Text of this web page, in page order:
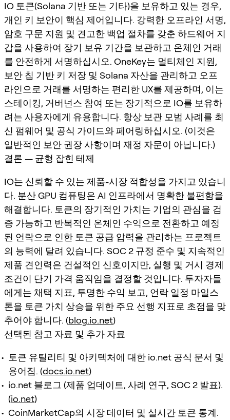
IO 토큰(Solana 기반 또는 기타)을 보유하고 있는 경우,
개인 키 보안이 핵심 제어입니다. 강력한 오프라인 서명,
암호 구문 지원 및 견고한 백업 절차를 갖춘 하드웨어 지
갑을 사용하여 장기 보유 기간을 보관하고 온체인 거래
를 안전하게 서명하십시오. OneKey는 멀티체인 지원,
보안 칩 기반 키 저장 및 Solana 자산을 관리하고 오프
라인으로 거래를 서명하는 편리한 UX를 제공하며, 이는
스테이킹, 거버넌스 참여 또는 장기적으로 IO를 보유하
려는 사용자에게 유용합니다. 항상 보관 모범 사례를 최
신 펌웨어 및 공식 가이드와 페어링하십시오. (이것은
일반적인 보안 권장 사항이며 재정 자문이 아닙니다.)
결론 — 균형 잡힌 테제
IO는 신뢰할 수 있는 제품-시장 적합성을 가지고 있습니
다. 분산 GPU 컴퓨팅은 AI 인프라에서 명확한 불편함을
해결합니다. 토큰의 장기적인 가치는 기업의 관심을 검
증 가능하고 반복적인 온체인 수익으로 전환하고 예정
된 언락으로 인한 토큰 공급 압력을 관리하는 프로젝트
의 능력에 달려 있습니다. SOC 2 규정 준수 및 지속적인
제품 견인력은 건설적인 신호이지만, 실행 및 거시 경제
조건이 단기 가격 움직임을 결정할 것입니다. 투자자들
에게는 채택 지표, 투명한 수익 보고, 언락 일정 마일스
톤을 토큰 가치 상승을 위한 주요 선행 지표로 초점을 맞
추어야 합니다. (blog.io.net)
선택된 참고 자료 및 추가 자료
토큰 유틸리티 및 아키텍처에 대한 io.net 공식 문서 및
용어집. (docs.io.net)
io.net 블로그 (제품 업데이트, 사례 연구, SOC 2 발표).
(io.net)
CoinMarketCap의 시장 데이터 및 실시간 토큰 통계.